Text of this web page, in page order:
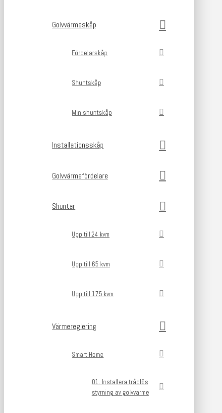
Golvvärmeskåp
Fördelarskåp
Shuntskåp
Minishuntskåp
Installationsskåp
Golvvärmefördelare
Shuntar
Upp till 24 kvm
Upp till 65 kvm
Upp till 175 kvm
Värmereglering
Smart Home
01. Installera trådlös
styrning av golvvärme